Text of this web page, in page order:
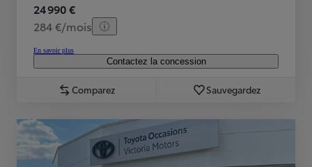
24 990 €
284 €/mois
En savoir plus
Contactez la concession
Comparez Sauvegardez